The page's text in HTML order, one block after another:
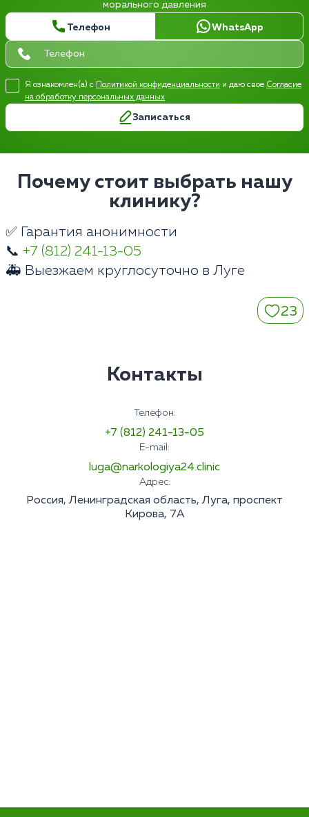
морального давления
Телефон WhatsApp
Я ознакомлен(а) с Политикой конфиденциальности и даю свое Согласие
на обработку персональных данных
Записаться
Почему стоит выбрать нашу
клинику?
✅ Гарантия анонимности
📞 +7 (812) 241-13-05
🚑 Выезжаем круглосуточно в Луге
23
Контакты
Телефон:
+7 (812) 241-13-05
E-mail:
luga@narkologiya24.clinic
Адрес:
Россия, Ленинградская область, Луга, проспект
Кирова, 7А